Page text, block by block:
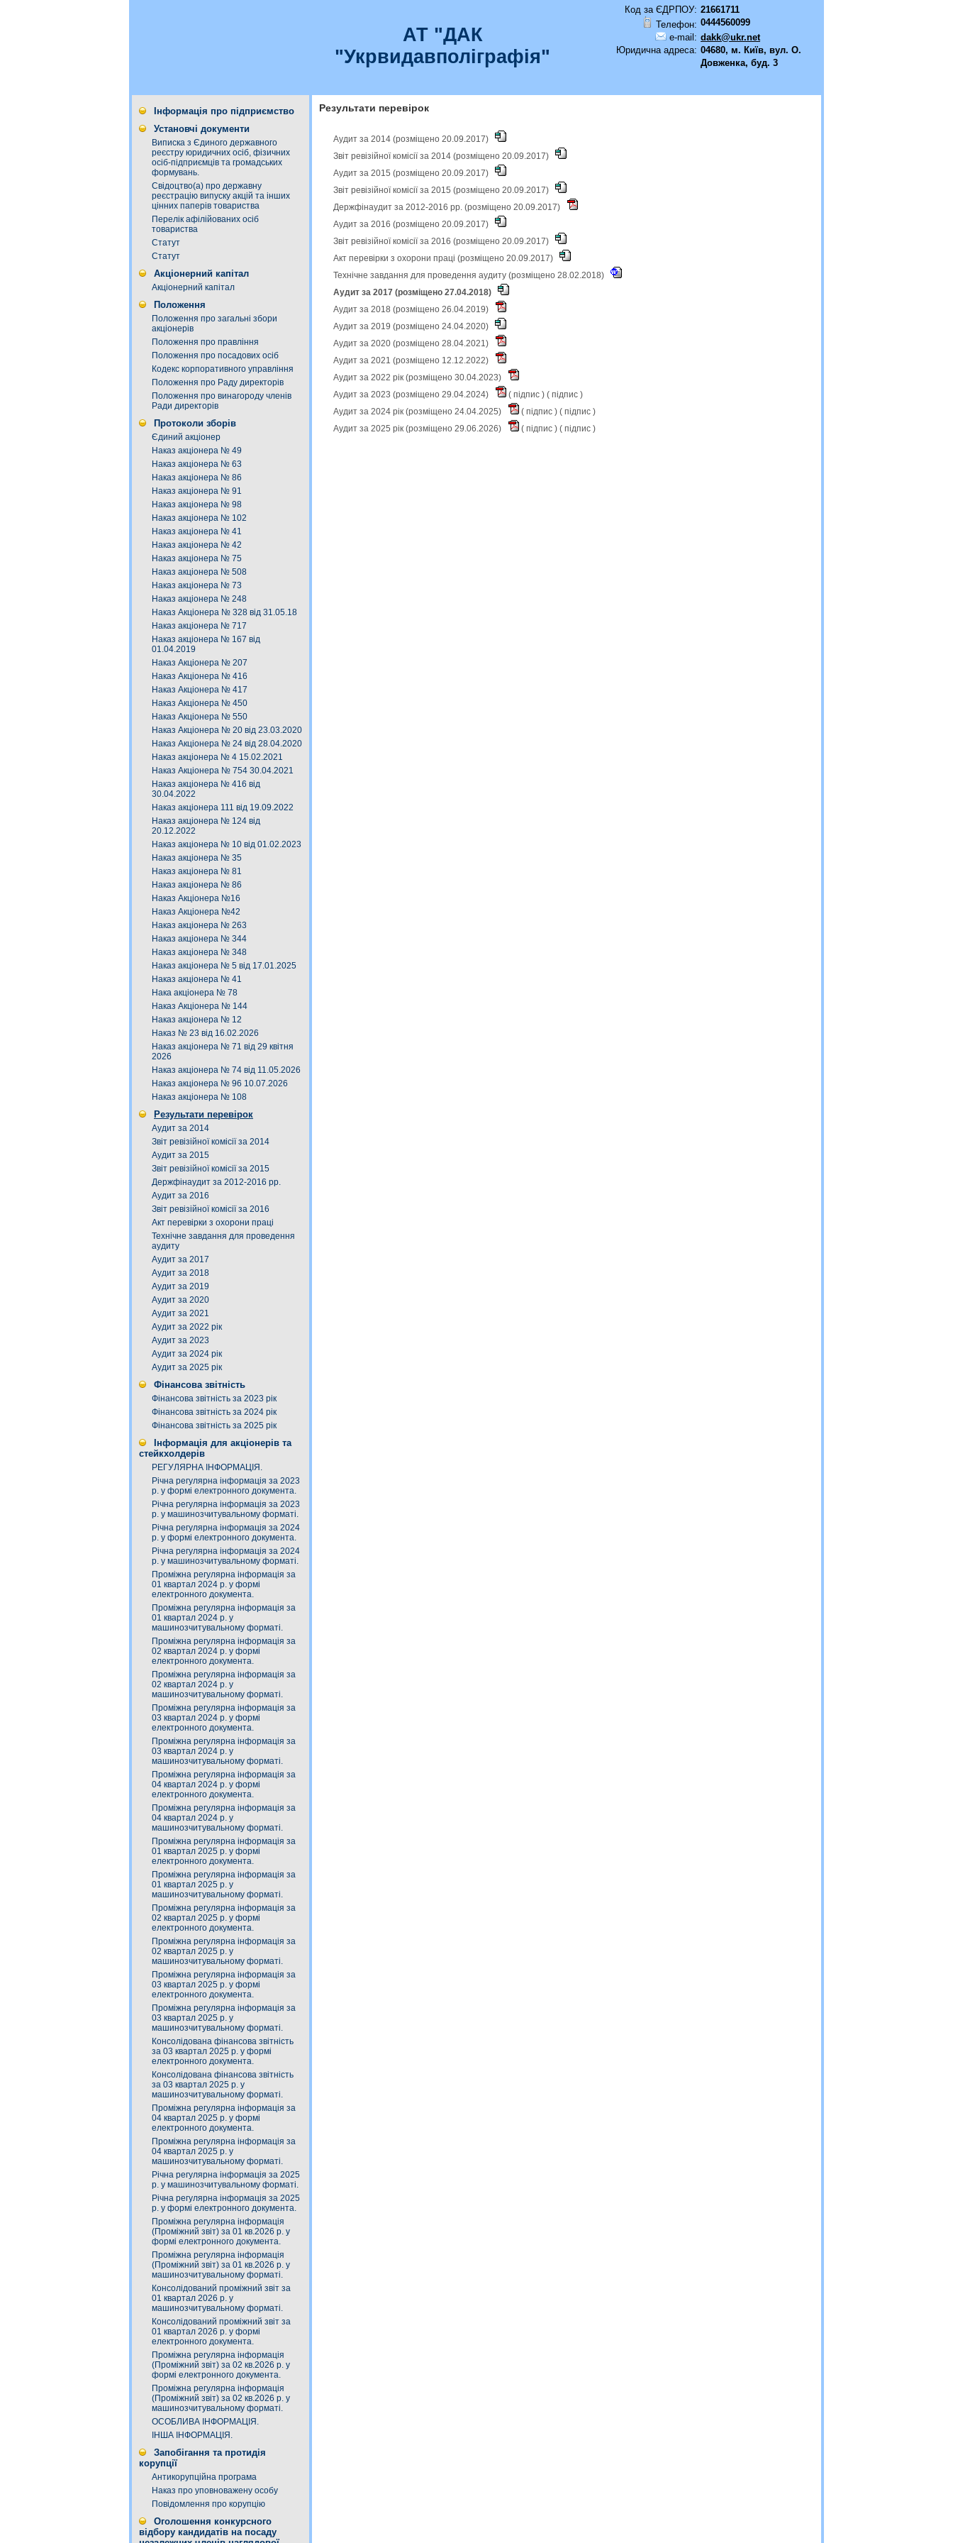
АТ "ДАК
"Укрвидавполіграфія"
Код за ЄДРПОУ: 21661711
Телефон: 0444560099
e-mail: dakk@ukr.net
Юридична адреса: 04680, м. Київ, вул. О.
Довженка, буд. 3
Інформація про підприємство
Установчі документи
Виписка з Єдиного державного
реєстру юридичних осіб, фізичних
осіб-підприємців та громадських
формувань.
Свідоцтво(а) про державну
реєстрацію випуску акцій та інших
цінних паперів товариства
Перелік афілійованих осіб
товариства
Статут
Статут
Акціонерний капітал
Акціонерний капітал
Положення
Положення про загальні збори
акціонерів
Положення про правління
Положення про посадових осіб
Кодекс корпоративного управління
Положення про Раду директорів
Положення про винагороду членів
Ради директорів
Протоколи зборів
Єдиний акціонер
Наказ акціонера № 49
Наказ акціонера № 63
Наказ акціонера № 86
Наказ акціонера № 91
Наказ акціонера № 98
Наказ акціонера № 102
Наказ акціонера № 41
Наказ акціонера № 42
Наказ акціонера № 75
Наказ акціонера № 508
Наказ акціонера № 73
Наказ акціонера № 248
Наказ Акціонера № 328 від 31.05.18
Наказ акціонера № 717
Наказ акціонера № 167 від
01.04.2019
Наказ Акціонера № 207
Наказ Акціонера № 416
Наказ Акціонера № 417
Наказ Акціонера № 450
Наказ Акціонера № 550
Наказ Акціонера № 20 від 23.03.2020
Наказ Акціонера № 24 від 28.04.2020
Наказ акціонера № 4 15.02.2021
Наказ Акціонера № 754 30.04.2021
Наказ акціонера № 416 від
30.04.2022
Наказ акціонера 111 від 19.09.2022
Наказ акціонера № 124 від
20.12.2022
Наказ акціонера № 10 від 01.02.2023
Наказ акціонера № 35
Наказ акціонера № 81
Наказ акціонера № 86
Наказ Акціонера №16
Наказ Акціонера №42
Наказ акціонера № 263
Наказ акціонера № 344
Наказ акціонера № 348
Наказ акціонера № 5 від 17.01.2025
Наказ акціонера № 41
Нака акціонера № 78
Наказ Акціонера № 144
Наказ акціонера № 12
Наказ № 23 від 16.02.2026
Наказ акціонера № 71 від 29 квітня
2026
Наказ акціонера № 74 від 11.05.2026
Наказ акціонера № 96 10.07.2026
Наказ акціонера № 108
Результати перевірок
Аудит за 2014
Звіт ревізійної комісії за 2014
Аудит за 2015
Звіт ревізійної комісії за 2015
Держфінаудит за 2012-2016 рр.
Аудит за 2016
Звіт ревізійної комісії за 2016
Акт перевірки з охорони праці
Технічне завдання для проведення
аудиту
Аудит за 2017
Аудит за 2018
Аудит за 2019
Аудит за 2020
Аудит за 2021
Аудит за 2022 рік
Аудит за 2023
Аудит за 2024 рік
Аудит за 2025 рік
Фінансова звітність
Фінансова звітність за 2023 рік
Фінансова звітність за 2024 рік
Фінансова звітність за 2025 рік
Інформація для акціонерів та
стейкхолдерів
РЕГУЛЯРНА ІНФОРМАЦІЯ.
Річна регулярна інформація за 2023
р. у формі електронного документа.
Річна регулярна інформація за 2023
р. у машинозчитувальному форматі.
Річна регулярна інформація за 2024
р. у формі електронного документа.
Річна регулярна інформація за 2024
р. у машинозчитувальному форматі.
Проміжна регулярна інформація за
01 квартал 2024 р. у формі
електронного документа.
Проміжна регулярна інформація за
01 квартал 2024 р. у
машинозчитувальному форматі.
Проміжна регулярна інформація за
02 квартал 2024 р. у формі
електронного документа.
Проміжна регулярна інформація за
02 квартал 2024 р. у
машинозчитувальному форматі.
Проміжна регулярна інформація за
03 квартал 2024 р. у формі
електронного документа.
Проміжна регулярна інформація за
03 квартал 2024 р. у
машинозчитувальному форматі.
Проміжна регулярна інформація за
04 квартал 2024 р. у формі
електронного документа.
Проміжна регулярна інформація за
04 квартал 2024 р. у
машинозчитувальному форматі.
Проміжна регулярна інформація за
01 квартал 2025 р. у формі
електронного документа.
Проміжна регулярна інформація за
01 квартал 2025 р. у
машинозчитувальному форматі.
Проміжна регулярна інформація за
02 квартал 2025 р. у формі
електронного документа.
Проміжна регулярна інформація за
02 квартал 2025 р. у
машинозчитувальному форматі.
Проміжна регулярна інформація за
03 квартал 2025 р. у формі
електронного документа.
Проміжна регулярна інформація за
03 квартал 2025 р. у
машинозчитувальному форматі.
Консолідована фінансова звітність
за 03 квартал 2025 р. у формі
електронного документа.
Консолідована фінансова звітність
за 03 квартал 2025 р. у
машинозчитувальному форматі.
Проміжна регулярна інформація за
04 квартал 2025 р. у формі
електронного документа.
Проміжна регулярна інформація за
04 квартал 2025 р. у
машинозчитувальному форматі.
Річна регулярна інформація за 2025
р. у машинозчитувальному форматі.
Річна регулярна інформація за 2025
р. у формі електронного документа.
Проміжна регулярна інформація
(Проміжний звіт) за 01 кв.2026 р. у
формі електронного документа.
Проміжна регулярна інформація
(Проміжний звіт) за 01 кв.2026 р. у
машинозчитувальному форматі.
Консолідований проміжний звіт за
01 квартал 2026 р. у
машинозчитувальному форматі.
Консолідований проміжний звіт за
01 квартал 2026 р. у формі
електронного документа.
Проміжна регулярна інформація
(Проміжний звіт) за 02 кв.2026 р. у
формі електронного документа.
Проміжна регулярна інформація
(Проміжний звіт) за 02 кв.2026 р. у
машинозчитувальному форматі.
ОСОБЛИВА ІНФОРМАЦІЯ.
ІНША ІНФОРМАЦІЯ.
Запобігання та протидія
корупції
Антикорупційна програма
Наказ про уповноважену особу
Повідомлення про корупцію
Оголошення конкурсного
відбору кандидатів на посаду
Результати перевірок
Аудит за 2014 (розміщено 20.09.2017)
Звіт ревізійної комісії за 2014 (розміщено 20.09.2017)
Аудит за 2015 (розміщено 20.09.2017)
Звіт ревізійної комісії за 2015 (розміщено 20.09.2017)
Держфінаудит за 2012-2016 рр. (розміщено 20.09.2017)
Аудит за 2016 (розміщено 20.09.2017)
Звіт ревізійної комісії за 2016 (розміщено 20.09.2017)
Акт перевірки з охорони праці (розміщено 20.09.2017)
Технічне завдання для проведення аудиту (розміщено 28.02.2018)
Аудит за 2017 (розміщено 27.04.2018)
Аудит за 2018 (розміщено 26.04.2019)
Аудит за 2019 (розміщено 24.04.2020)
Аудит за 2020 (розміщено 28.04.2021)
Аудит за 2021 (розміщено 12.12.2022)
Аудит за 2022 рік (розміщено 30.04.2023)
Аудит за 2023 (розміщено 29.04.2024)
( підпис ) ( підпис )
Аудит за 2024 рік (розміщено 24.04.2025)
( підпис ) ( підпис )
Аудит за 2025 рік (розміщено 29.06.2026)
( підпис ) ( підпис )